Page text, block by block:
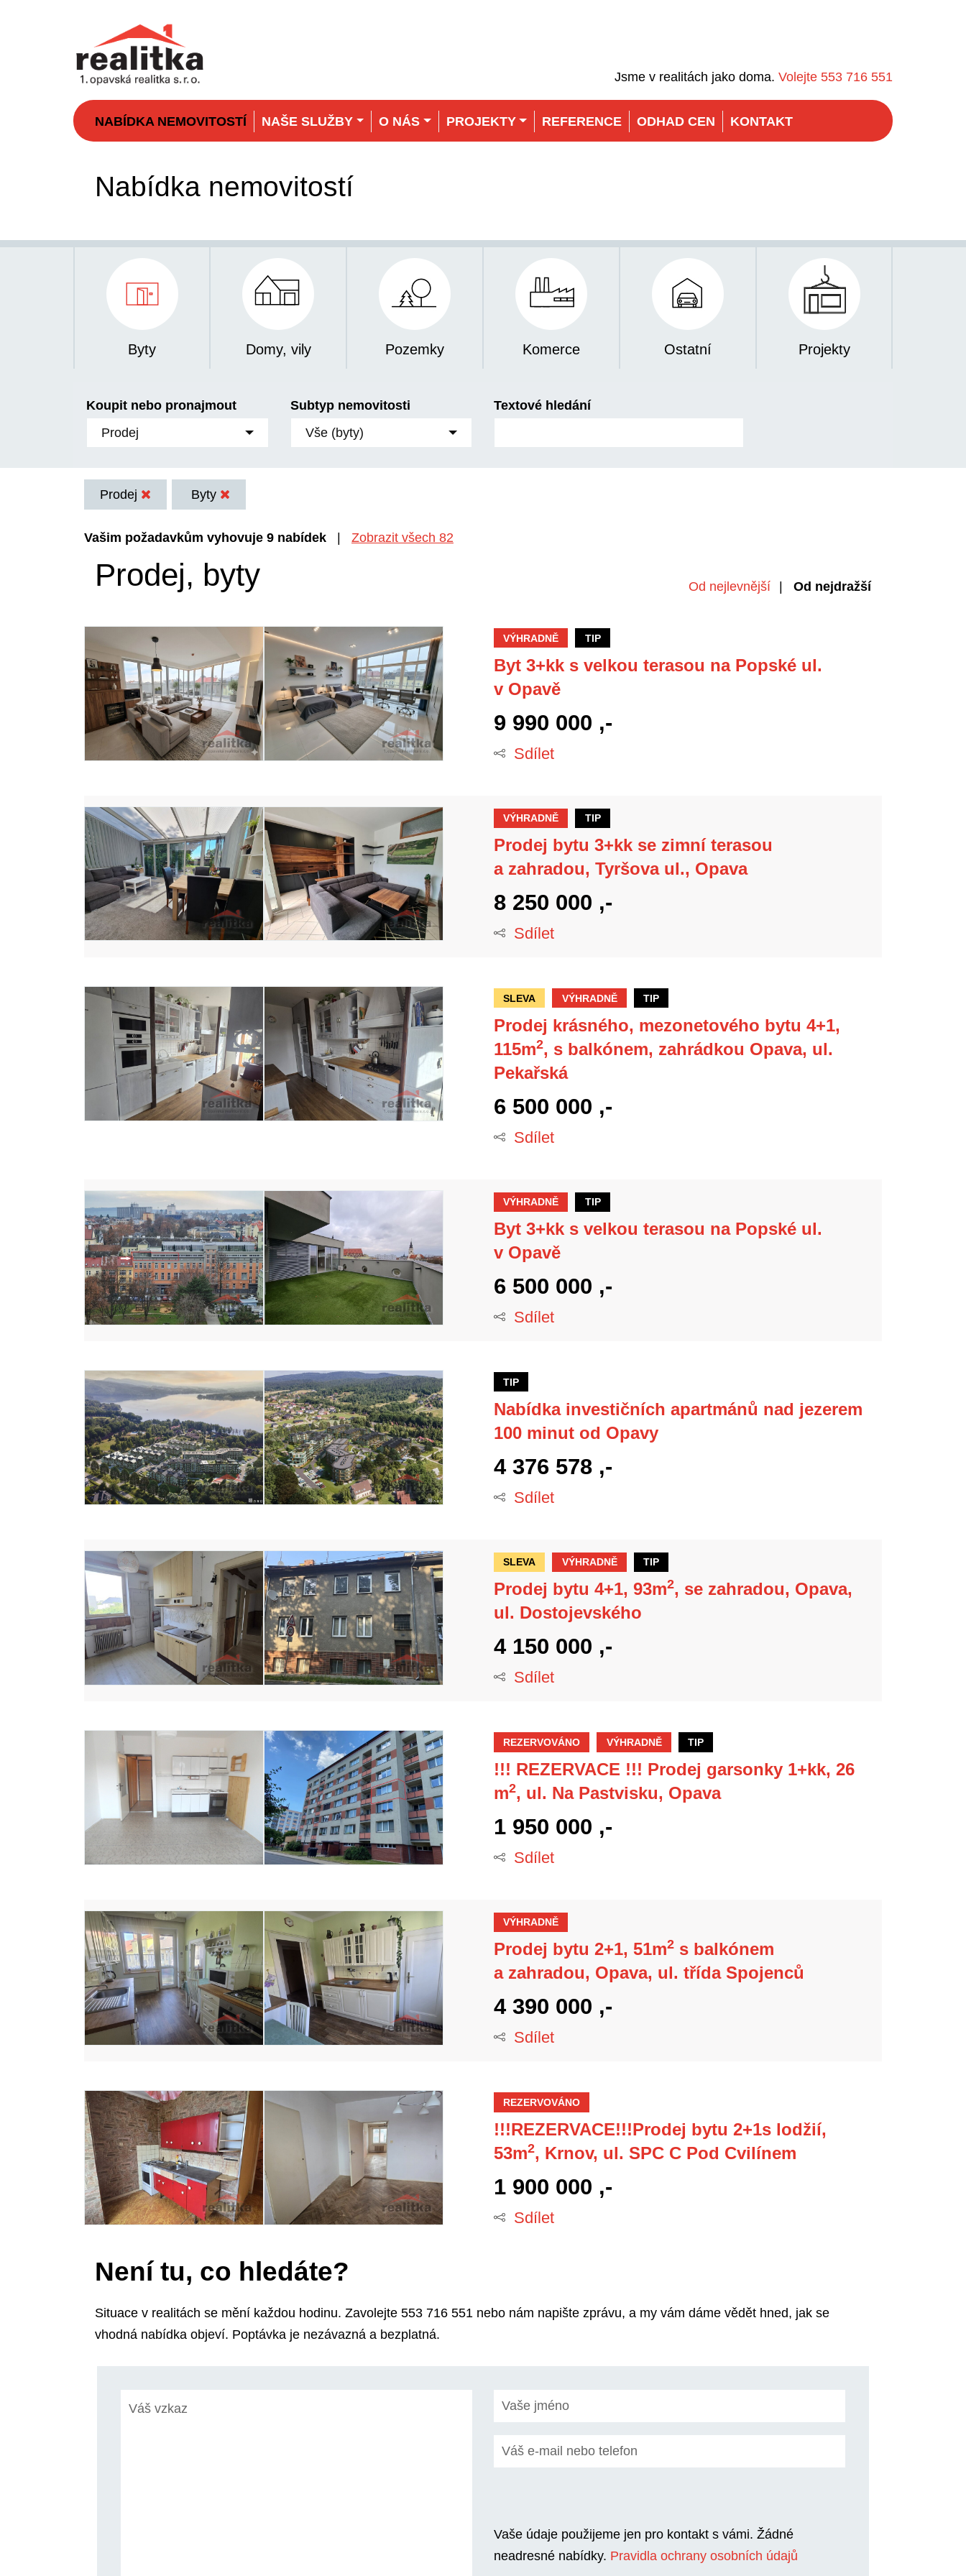
Jsme v realitách jako doma. Volejte 553 716 551
NABÍDKA NEMOVITOSTÍ NAŠE SLUŽBY O NÁS PROJEKTY REFERENCE ODHAD CEN KONTAKT
Nabídka nemovitostí
Byty Domy, vily Pozemky Komerce Ostatní Projekty
Koupit nebo pronajmout
Prodej
Subtyp nemovitosti
Vše (byty)
Textové hledání
Prodej Byty
Vašim požadavkům vyhovuje 9 nabídek Zobrazit všech 82
Prodej, byty nejlevnější nejdražší
VÝHRADNĚ TIP
Byt 3+kk s velkou terasou na Popské ul.
v Opavě
9 990 000 ,-
Sdílet
VÝHRADNĚ TIP
Prodej bytu 3+kk se zimní terasou
a zahradou, Tyršova ul., Opava
8 250 000 ,-
Sdílet
SLEVA VÝHRADNĚ TIP
Prodej krásného, mezonetového bytu 4+1,
115m2, s balkónem, zahrádkou Opava, ul.
Pekařská
6 500 000 ,-
Sdílet
VÝHRADNĚ TIP
Byt 3+kk s velkou terasou na Popské ul.
v Opavě
6 500 000 ,-
Sdílet
TIP
Nabídka investičních apartmánů nad jezerem
100 minut od Opavy
4 376 578 ,-
Sdílet
SLEVA VÝHRADNĚ TIP
Prodej bytu 4+1, 93m2, se zahradou, Opava,
ul. Dostojevského
4 150 000 ,-
Sdílet
REZERVOVÁNO VÝHRADNĚ TIP
!!! REZERVACE !!! Prodej garsonky 1+kk, 26
m2, ul. Na Pastvisku, Opava
1 950 000 ,-
Sdílet
VÝHRADNĚ
Prodej bytu 2+1, 51m2 s balkónem
a zahradou, Opava, ul. třída Spojenců
4 390 000 ,-
Sdílet
REZERVOVÁNO
!!!REZERVACE!!!Prodej bytu 2+1s lodžií,
53m2, Krnov, ul. SPC C Pod Cvilínem
1 900 000 ,-
Sdílet
Není tu, co hledáte?
Situace v realitách se mění každou hodinu. Zavolejte 553 716 551 nebo nám napište zprávu, a my vám dáme vědět hned, jak se
vhodná nabídka objeví. Poptávka je nezávazná a bezplatná.
Vaše údaje použijeme jen pro kontakt s vámi. Žádné
neadresné nabídky. Pravidla ochrany osobních údajů